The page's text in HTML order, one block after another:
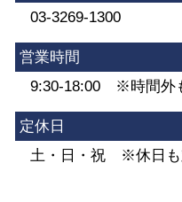
03-3269-1300
営業時間
9:30-18:00 ※時間外
定休日
土・日・祝 ※休日も